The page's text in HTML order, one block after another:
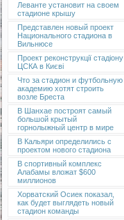
Леванте установит на своем
стадионе крышу
Представлен новый проект
Национального стадиона в
Вильнюсе
Проект реконструкції стадіону
ЦСКА в Києві
Что за стадион и футбольную
академию хотят строить
возле Бреста
В Шанхае построят самый
большой крытый
горнолыжный центр в мире
В Кальяри определились с
проектом нового стадиона
В спортивный комплекс
Алабамы вложат $600
миллионов
Хорватский Осиек показал,
как будет выглядеть новый
стадион команды